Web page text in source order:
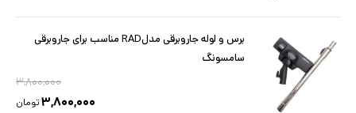
برس و لوله جاروبرقی مدلRAD مناسب برای جاروبرقی
سامسونگ
۳,۸۰۰,۰۰۰
۳,۸۰۰,۰۰۰تومان